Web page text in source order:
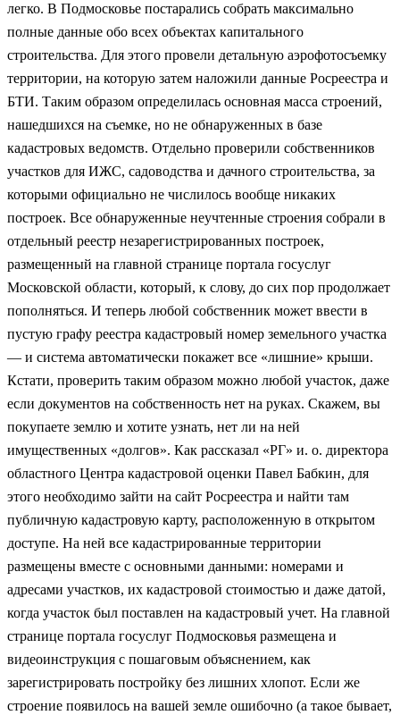
легко. В Подмосковье постарались собрать максимально
полные данные обо всех объектах капитального
строительства. Для этого провели детальную аэрофотосъемку
территории, на которую затем наложили данные Росреестра и
БТИ. Таким образом определилась основная масса строений,
нашедшихся на съемке, но не обнаруженных в базе
кадастровых ведомств. Отдельно проверили собственников
участков для ИЖС, садоводства и дачного строительства, за
которыми официально не числилось вообще никаких
построек. Все обнаруженные неучтенные строения собрали в
отдельный реестр незарегистрированных построек,
размещенный на главной странице портала госуслуг
Московской области, который, к слову, до сих пор продолжает
пополняться. И теперь любой собственник может ввести в
пустую графу реестра кадастровый номер земельного участка
— и система автоматически покажет все «лишние» крыши.
Кстати, проверить таким образом можно любой участок, даже
если документов на собственность нет на руках. Скажем, вы
покупаете землю и хотите узнать, нет ли на ней
имущественных «долгов». Как рассказал «РГ» и. о. директора
областного Центра кадастровой оценки Павел Бабкин, для
этого необходимо зайти на сайт Росреестра и найти там
публичную кадастровую карту, расположенную в открытом
доступе. На ней все кадастрированные территории
размещены вместе с основными данными: номерами и
адресами участков, их кадастровой стоимостью и даже датой,
когда участок был поставлен на кадастровый учет. На главной
странице портала госуслуг Подмосковья размещена и
видеоинструкция с пошаговым объяснением, как
зарегистрировать постройку без лишних хлопот. Если же
строение появилось на вашей земле ошибочно (а такое бывает,